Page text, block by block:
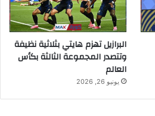
البرازيل تهزم هايتي بثلاثية نظيفة
وتتصدر المجموعة الثالثة بكأس
العالم
يونيو 26, 2026